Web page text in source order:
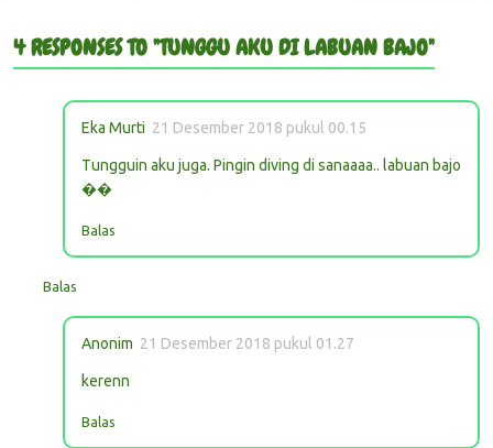
4 RESPONSES TO "TUNGGU AKU DI LABUAN BAJO"
Eka Murti 21 Desember 2018 pukul 00.15
Tungguin aku juga. Pingin diving di sanaaaa.. labuan bajo
��
Balas
Balas
Anonim 21 Desember 2018 pukul 01.27
kerenn
Balas